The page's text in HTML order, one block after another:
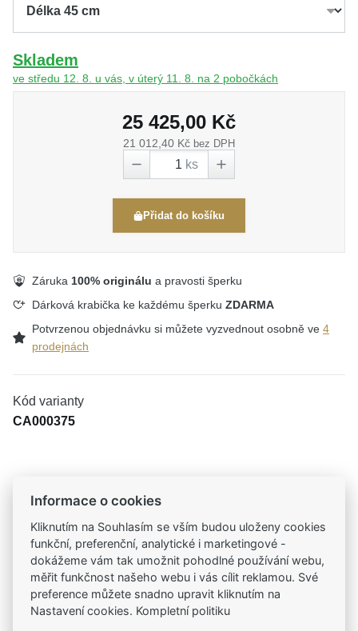
Skladem
ve středu 12. 8. u vás, v úterý 11. 8. na 2 pobočkách
25 425,00 Kč
21 012,40 Kč bez DPH
ks
Přidat do košíku
Záruka 100% originálu a pravosti šperku
Dárková krabička ke každému šperku ZDARMA
Potvrzenou objednávku si můžete vyzvednout osobně ve 4
prodejnách
Kód varianty
CA000375
Už od roku 2001 jsme součástí vašich příběhů
Široký výběr produktů
Na našem e-shopu máte výběr z tisíců šperků
Garance vysoké kvality
Informace o cookies
Kliknutím na Souhlasím se vším budou uloženy cookies
funkční, preferenční, analytické i marketingové -
dokážeme vám tak umožnit pohodlné používání webu,
měřit funkčnost našeho webu i vás cílit reklamou. Své
preference můžete snadno upravit kliknutím na
Nastavení cookies. Kompletní politiku